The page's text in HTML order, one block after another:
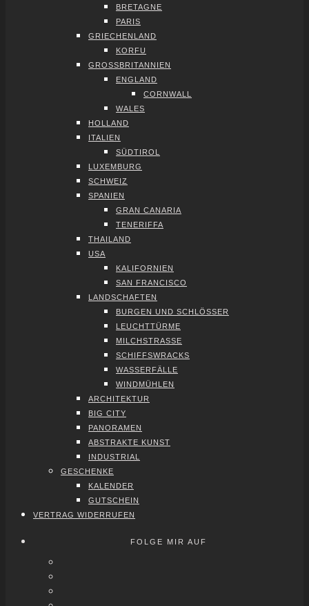
BRE­TA­GNE
PARIS
GRIE­CHEN­LAND
KOR­FU
GROSS­BRI­TAN­NI­EN
ENG­LAND
CORN­WALL
WALES
HOL­LAND
ITA­LI­EN
SÜD­TI­ROL
LUXEM­BURG
SCHWEIZ
SPA­NI­EN
GRAN CANA­RIA
TENE­RIF­FA
THAI­LAND
USA
KALI­FOR­NI­EN
SAN FRAN­CIS­CO
LAND­SCHAF­TEN
BUR­GEN UND SCHLÖS­SER
LEUCHT­TÜR­ME
MILCH­STRAS­SE
SCHIFFS­WRACKS
WAS­SER­FÄL­LE
WIND­MÜH­LEN
ARCHI­TEK­TUR
BIG CITY
PAN­ORA­MEN
ABS­TRAK­TE KUNST
INDUS­TRI­AL
GESCHEN­KE
KALEN­DER
GUT­SCHEIN
VER­TRAG WIDER­RU­FEN
FOLGE MIR AUF